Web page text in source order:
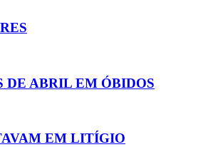
DE ABRIL EM ÓBIDOS
EM LITÍGIO